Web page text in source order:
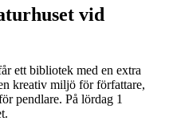
vid
ett bibliotek med en extra
kreativ miljö för författare,
pendlare. På lördag 1